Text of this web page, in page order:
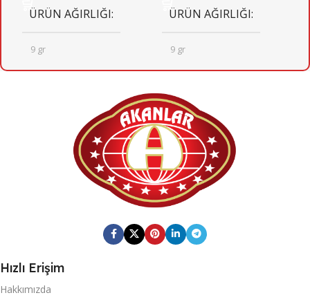
ÜRÜN AĞIRLIĞI
9 gr
KOLI ÖLÇÜSÜ
246mm X 410mm X 205mm
0869 744 210 6401
MARKA
ÜRÜN AĞIRLIĞI
9 gr
KOLI ÖLÇÜSÜ
246mm X 410mm X 205mm
KOLI BARKOD
0868 116 190 0648
Hızlı Erişim
Hakkımızda